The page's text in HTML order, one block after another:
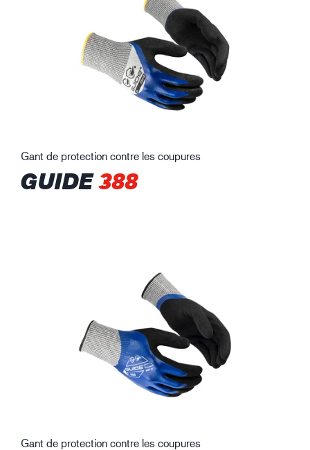
Gant de protection contre les coupures
GUIDE388
Gant de protection contre les coupures